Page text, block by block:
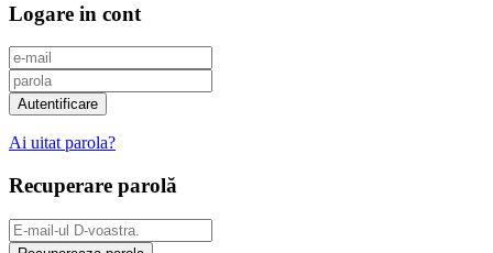
Logare in cont
Ai uitat parola?
Recuperare parolă